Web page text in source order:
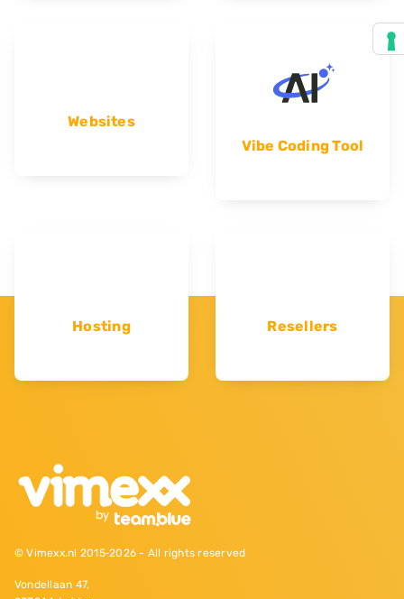
Websites
Vibe Coding Tool
Hosting Resellers
© Vimexx.nl 2015‐2026 - All rights reserved
Vondellaan 47,